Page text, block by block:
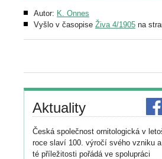
Autor: K. Onnes
Vyšlo v časopise Živa 4/1905 na
Aktuality
Česká společnost ornitologická v
roce slaví 100. výročí svého vzniku a
té příležitosti pořádá ve spolupráci